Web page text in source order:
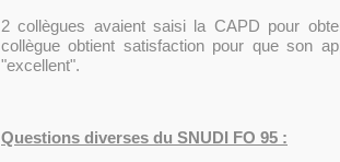
2 collègues avaient saisi la CAPD pour
collègue obtient satisfaction pour que son
"excellent".
Questions diverses du SNUDI FO 95 :